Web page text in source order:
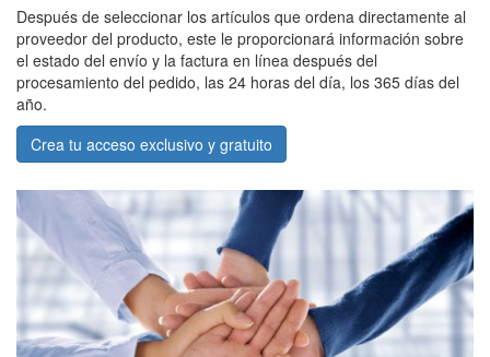
Después de seleccionar los artículos que ordena directamente al
proveedor del producto, este le proporcionará información sobre
el estado del envío y la factura en línea después del
procesamiento del pedido, las 24 horas del día, los 365 días del
año.
Crea tu acceso exclusivo y gratuito